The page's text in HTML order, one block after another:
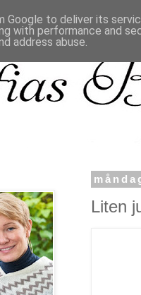
Liten
Google to deliver its
with performance and
address abuse.